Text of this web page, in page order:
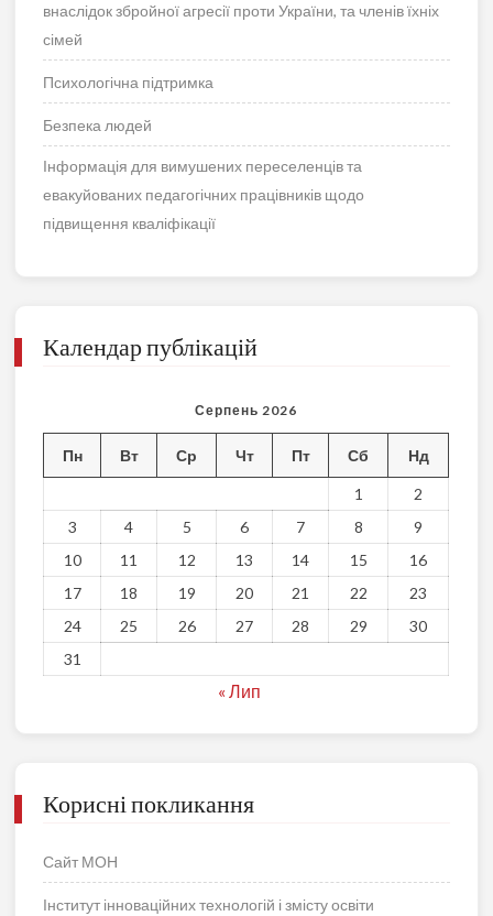
внаслідок збройної агресії проти України, та членів їхніх
сімей
Психологічна підтримка
Безпека людей
Інформація для вимушених переселенців та
евакуйованих педагогічних працівників щодо
підвищення кваліфікації
Календар публікацій
Серпень 2026
Пн Вт Ср Чт Пт Сб Нд
1
2
3
4 5 6 7 8
9
10
11 12 13 14 15
16
17
18 19 20 21 22
23
24
25 26 27 28 29
30
31
« Лип
Корисні покликання
Сайт МОН
Інститут інноваційних технологій і змісту освіти